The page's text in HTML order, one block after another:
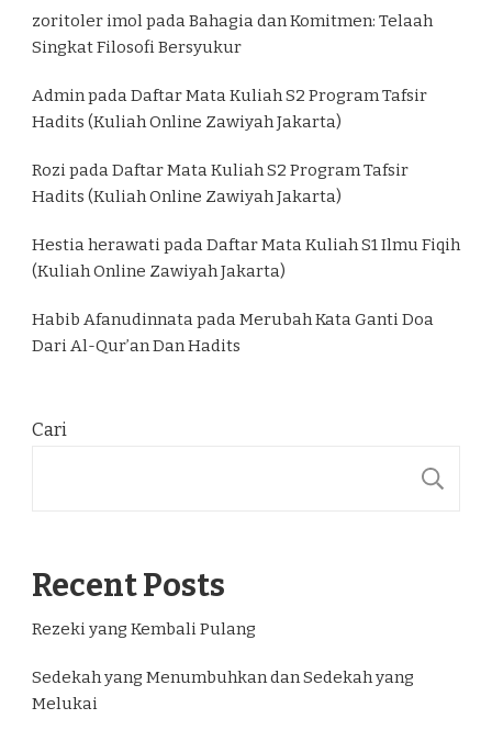
zoritoler imolpadaBahagia dan Komitmen: Telaah
Singkat Filosofi Bersyukur
AdminpadaDaftar Mata Kuliah S2 Program Tafsir
Hadits (Kuliah Online Zawiyah Jakarta)
RozipadaDaftar Mata Kuliah S2 Program Tafsir
Hadits (Kuliah Online Zawiyah Jakarta)
Hestia herawatipadaDaftar Mata Kuliah S1 Ilmu Fiqih
(Kuliah Online Zawiyah Jakarta)
Habib AfanudinnatapadaMerubah Kata Ganti Doa
Dari Al-Qur’an Dan Hadits
Cari
Recent Posts
Rezeki yang Kembali Pulang
Sedekah yang Menumbuhkan dan Sedekah yang
Melukai